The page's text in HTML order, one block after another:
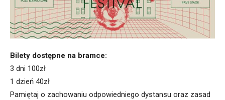
Bilety dostępne na bramce:
3 dni 100zł
1 dzień 40zł
Pamiętaj o zachowaniu odpowiedniego dystansu oraz zasad